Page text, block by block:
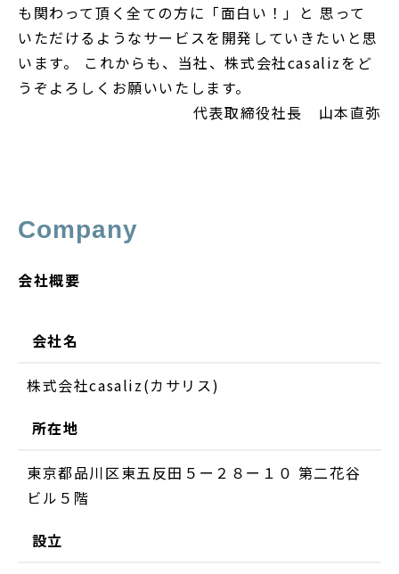
も関わって頂く全ての方に「面白い！」と 思って
いただけるようなサービスを開発していきたいと思
います。 これからも、当社、株式会社casalizをど
うぞよろしくお願いいたします。
代表取締役社長 山本直弥
Company
会社概要
会社名
株式会社casaliz(カサリス)
所在地
東京都品川区東五反田５ー２８ー１０ 第二花谷
ビル５階
設立